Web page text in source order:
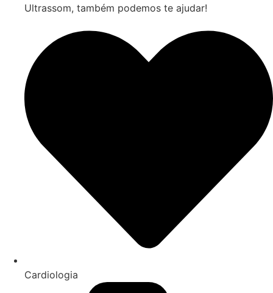
Ultrassom, também podemos te ajudar!
Cardiologia